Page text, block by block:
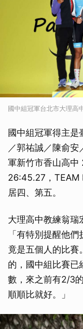
國中組冠軍台北市大理高
國中組冠軍得主是
／郭祐誠／陳俞
軍新竹市香山高中
26:45.27，TEAM
居四、第五。
大理高中教練翁瑞
「有特別提醒他
竟是五個人的比賽
的，國中組比賽已
數，來之前有2/3
順順比就好。」